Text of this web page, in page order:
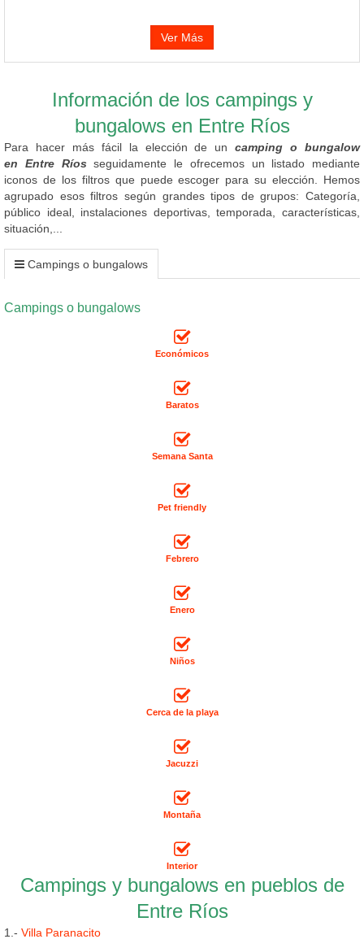
Ver Más
Información de los campings y
bungalows en Entre Ríos
Para hacer más fácil la elección de uncamping o bungalow
en Entre Ríosseguidamente le ofrecemos un listado mediante
iconos de los filtros que puede escoger para su elección. Hemos
agrupado esos filtros según grandes tipos de grupos: Categoría,
público ideal, instalaciones deportivas, temporada, características,
situación,...
Campings o bungalows
Campings o bungalows
Económicos
Baratos
Semana Santa
Pet friendly
Febrero
Enero
Niños
Cerca de la playa
Jacuzzi
Montaña
Interior
Campings y bungalows en pueblos de
Entre Ríos
1.- Villa Paranacito